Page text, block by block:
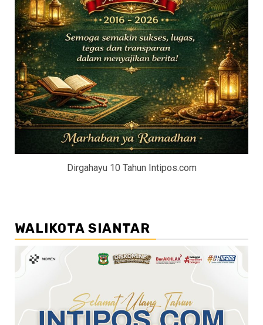
Dirgahayu 10 Tahun Intipos.com
WALIKOTA SIANTAR